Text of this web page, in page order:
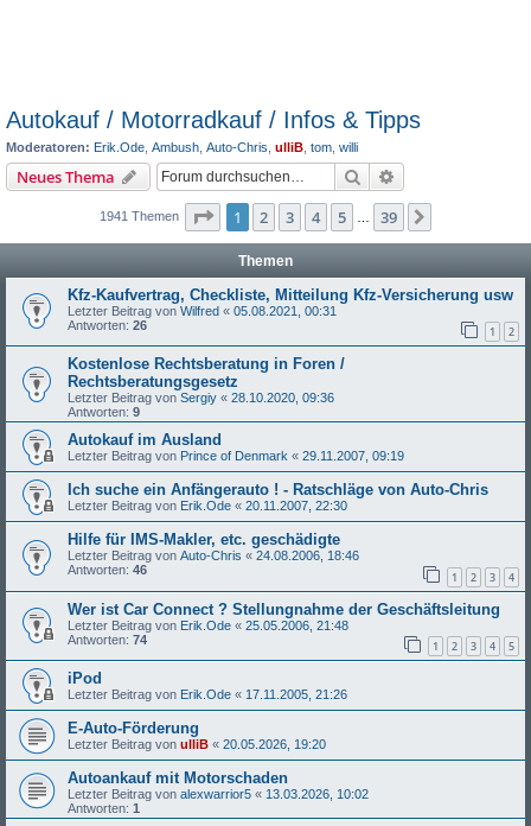
Autokauf / Motorradkauf / Infos & Tipps
Moderatoren: Erik.Ode Ambush Auto-Chris ulliB tom willi
Neues Thema Suche
1941 Themen Seite 1von 39
1 2 3 4 5 39
Themen
Kfz-Kaufvertrag, Checkliste, Mitteilung Kfz-Versicherung usw
Letzter Beitrag von Wilfred « 05.08.2021, 00:31
Antworten: 26 1 2
Kostenlose Rechtsberatung in Foren /
Rechtsberatungsgesetz
Letzter Beitrag von Sergiy « 28.10.2020, 09:36
Antworten: 9
Autokauf im Ausland
Letzter Beitrag von Prince of Denmark « 29.11.2007, 09:19
Ich suche ein Anfängerauto ! - Ratschläge von Auto-Chris
Letzter Beitrag von Erik.Ode « 20.11.2007, 22:30
Hilfe für IMS-Makler, etc. geschädigte
Letzter Beitrag von Auto-Chris « 24.08.2006, 18:46
Antworten: 46 1 2 3 4
Wer ist Car Connect ? Stellungnahme der Geschäftsleitung
Letzter Beitrag von Erik.Ode « 25.05.2006, 21:48
Antworten: 74 1 2 3 4 5
iPod
Letzter Beitrag von Erik.Ode « 17.11.2005, 21:26
E-Auto-Förderung
Letzter Beitrag von ulliB « 20.05.2026, 19:20
Autoankauf mit Motorschaden
Letzter Beitrag von alexwarrior5 « 13.03.2026, 10:02
Antworten: 1